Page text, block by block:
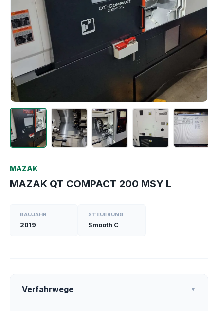
MAZAK
MAZAK QT COMPACT 200 MSY L
BAUJAHR
2019
STEUERUNG
Smooth C
Verfahrwege ▼